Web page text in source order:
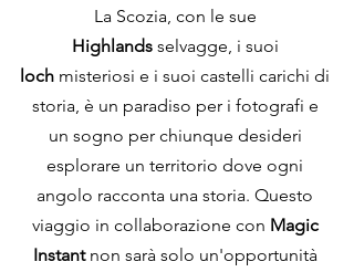
La Scozia, con le sue
Highlands selvagge, i suoi
loch misteriosi e i suoi castelli carichi di
storia, è un paradiso per i fotografi e
un sogno per chiunque desideri
esplorare un territorio dove ogni
angolo racconta una storia. Questo
viaggio in collaborazione con Magic
Instant non sarà solo un'opportunità